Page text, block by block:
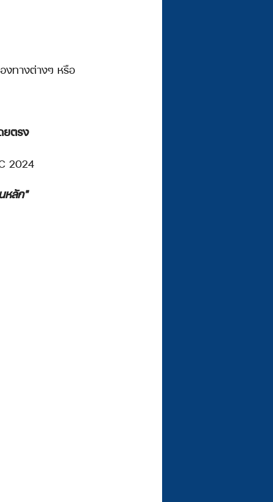
งทางต่างๆ หรือ
ยตรง
2024
หลัก"